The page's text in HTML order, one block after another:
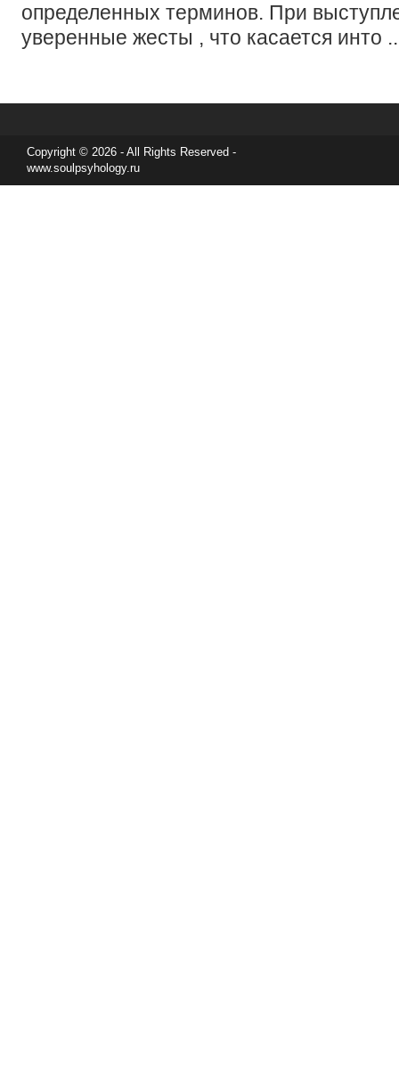
определенных терминов. При
уверенные жесты , что касается инто
Copyright © 2026 - All Rights Reserved -
www.soulpsyhology.ru